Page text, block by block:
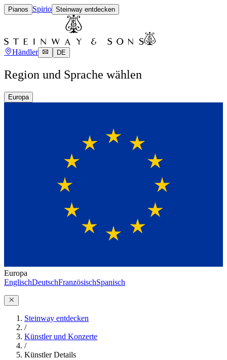
Pianos Spirio Steinway entdecken
Händler DE
Region und Sprache wählen
Europa
Europa
EnglischDeutschFranzösischSpanisch
Steinway entdecken
/
Künstler und Konzerte
/
Künstler Details